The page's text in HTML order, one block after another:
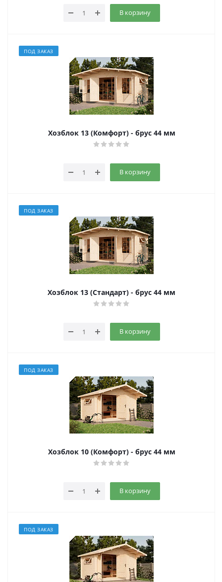
В корзину
ПОД ЗАКАЗ
Хозблок 13 (Комфорт) - брус 44 мм
В корзину
ПОД ЗАКАЗ
Хозблок 13 (Стандарт) - брус 44 мм
В корзину
ПОД ЗАКАЗ
Хозблок 10 (Комфорт) - брус 44 мм
В корзину
ПОД ЗАКАЗ